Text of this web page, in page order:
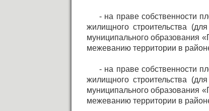
- на праве собственности
жилищного строительства
муниципального образования
межеванию территории в
- на праве собственности
жилищного строительства
муниципального образования
межеванию территории в